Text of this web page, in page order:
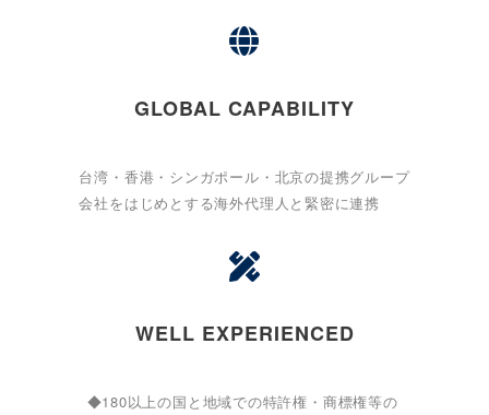
GLOBAL CAPABILITY
台湾・香港・シンガポール・北京の提携グループ
会社をはじめとする海外代理人と緊密に連携
WELL EXPERIENCED
◆180以上の国と地域での特許権・商標権等の